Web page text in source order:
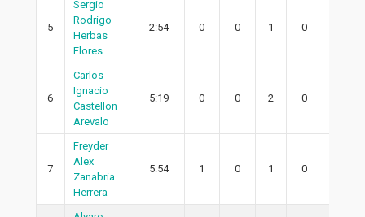
5
Sergio
Rodrigo
Herbas
Flores
2:54 0 0 1 0
6
Carlos
Ignacio
Castellon
Arevalo
5:19 0 0 2 0
7
Freyder
Alex
Zanabria
Herrera
5:54 1 0 1 0